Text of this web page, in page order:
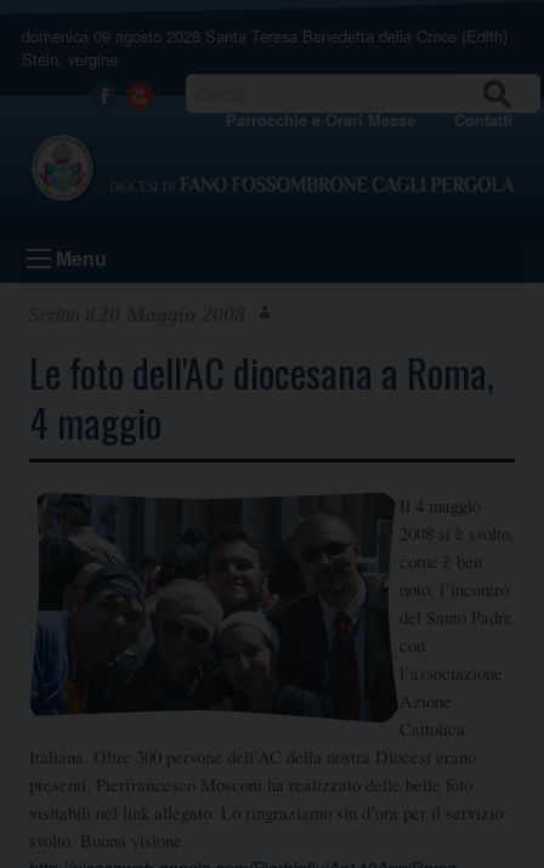
content
domenica 09 agosto 2026 Santa Teresa Benedetta della Croce (Edith)
Stein, vergine
Facebook
Youtube Parrocchie e Orari Messe Contatti
Menu
Le foto dell'AC diocesana a Roma,
4 maggio
Il 4 maggio
2008 si è svolto,
come è ben
noto, l’incontro
del Santo Padre
con
l’associazione
Azione
Cattolica
Italiana. Oltre 300 persone dell’AC della nostra Diocesi erano
presenti. Pierfrancesco Mosconi ha realizzato delle belle foto
visitabili nel link allegato. Lo ringraziamo sin d’ora per il servizio
svolto. Buona visione.